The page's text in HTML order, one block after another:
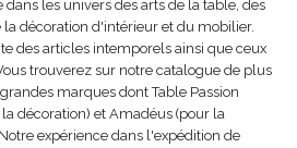
les univers des arts de la table, des
décoration d'intérieur et du mobilier.
des articles intemporels ainsi que ceux
trouverez sur notre catalogue de plus
marques dont Table Passion
décoration) et Amadéus (pour la
expérience dans l'expédition de